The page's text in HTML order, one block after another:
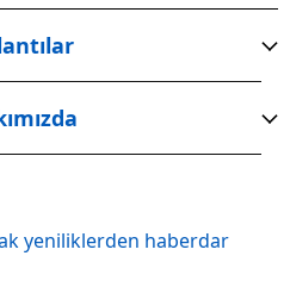
yeniliklerden haberdar